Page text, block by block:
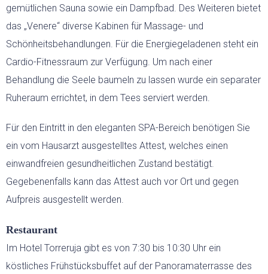
gemütlichen Sauna sowie ein Dampfbad. Des Weiteren bietet
das „Venere“ diverse Kabinen für Massage- und
Schönheitsbehandlungen. Für die Energiegeladenen steht ein
Cardio-Fitnessraum zur Verfügung. Um nach einer
Behandlung die Seele baumeln zu lassen wurde ein separater
Ruheraum errichtet, in dem Tees serviert werden.
Für den Eintritt in den eleganten SPA-Bereich benötigen Sie
ein vom Hausarzt ausgestelltes Attest, welches einen
einwandfreien gesundheitlichen Zustand bestätigt.
Gegebenenfalls kann das Attest auch vor Ort und gegen
Aufpreis ausgestellt werden.
Restaurant
Im Hotel Torreruja gibt es von 7:30 bis 10:30 Uhr ein
köstliches Frühstücksbuffet auf der Panoramaterrasse des